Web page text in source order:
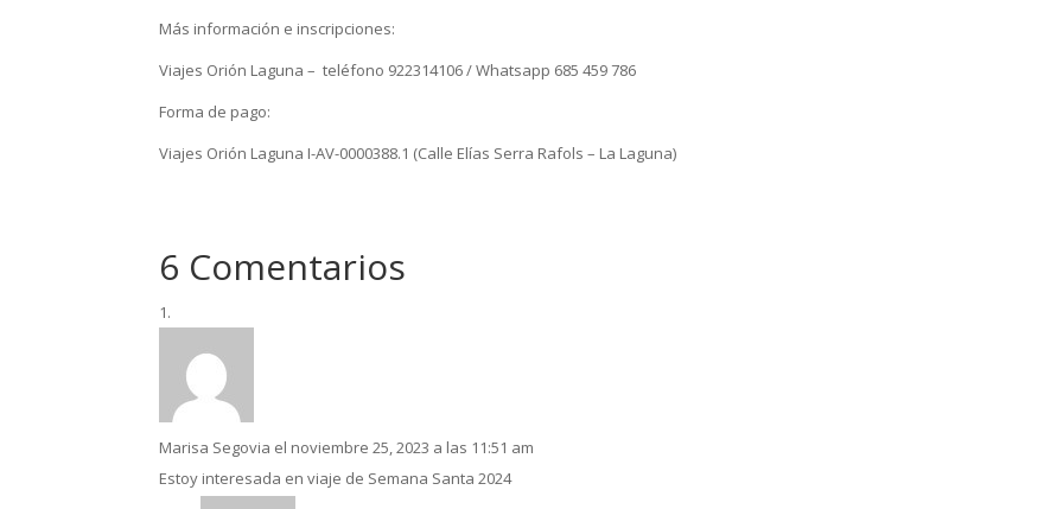
Más información e inscripciones:
Viajes Orión Laguna – teléfono 922314106 / Whatsapp 685 459 786
Forma de pago:
Viajes Orión Laguna I-AV-0000388.1 (Calle Elías Serra Rafols – La Laguna)
6 Comentarios
Marisa Segovia el noviembre 25, 2023 a las 11:51 am
Estoy interesada en viaje de Semana Santa 2024